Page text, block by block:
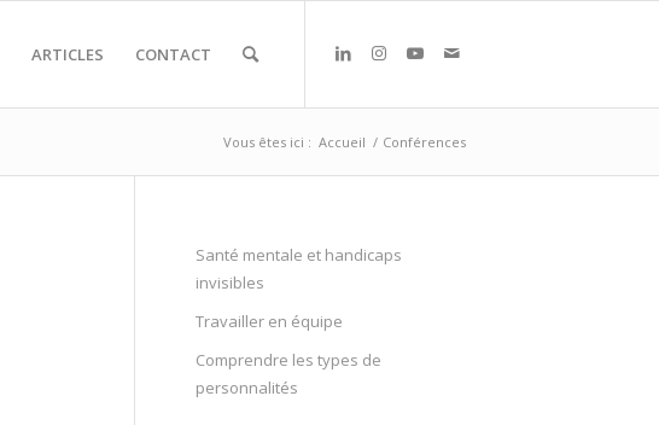
ARTICLES CONTACT
Vous êtes ici : Accueil / Conférences
Santé mentale et handicaps
invisibles
Travailler en équipe
Comprendre les types de
personnalités